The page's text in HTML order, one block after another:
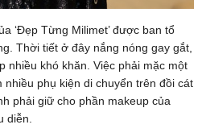
‘Đẹp Từng Milimet’ được ban tổ
Thời tiết ở đây nắng nóng gay gắt,
nhiều khó khăn. Việc phải mặc một
nhiều phụ kiện di chuyển trên đồi cát
phải giữ cho phần makeup của
diễn.